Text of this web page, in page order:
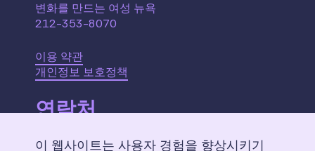
변화를 만드는 여성 뉴욕
212-353-8070
이용 약관
개인정보 보호정책
연락처
110 W. 40th Street,
이 웹사이트는 사용자 경험을 향상시키기